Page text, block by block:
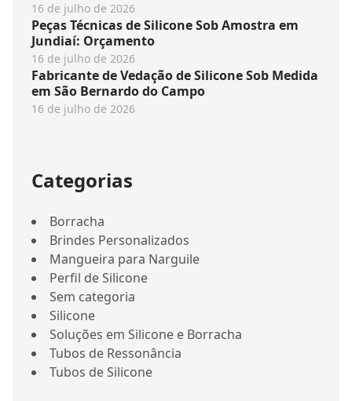
16 de julho de 2026
Peças Técnicas de Silicone Sob Amostra em
Jundiaí: Orçamento
16 de julho de 2026
Fabricante de Vedação de Silicone Sob Medida
em São Bernardo do Campo
16 de julho de 2026
Categorias
Borracha
Brindes Personalizados
Mangueira para Narguile
Perfil de Silicone
Sem categoria
Silicone
Soluções em Silicone e Borracha
Tubos de Ressonância
Tubos de Silicone